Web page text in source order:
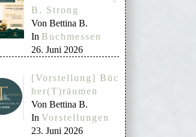
B. Strong
Von Bettina B.
In Buchmessen
26. Juni 2026
[Vorstellung] Büc
her(T)räumen
Von Bettina B.
In Vorstellungen
23. Juni 2026